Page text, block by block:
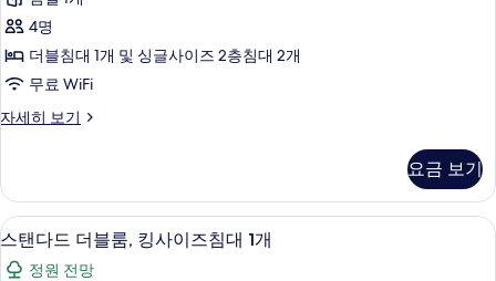
히
보
기
드
쿼
드
침
(여
러
개)
사
4명
더블침대 1개 및 싱글사이즈 2층침대 2개
무료 WiFi
자세히 보기
스
쿼
드
룸,
침
대
요금 보기
스
탠
노트북 작업 공간, 암막 커튼, 무료
5
스탠다드 더블룸, 킹사이즈침대 1개
정원 전망